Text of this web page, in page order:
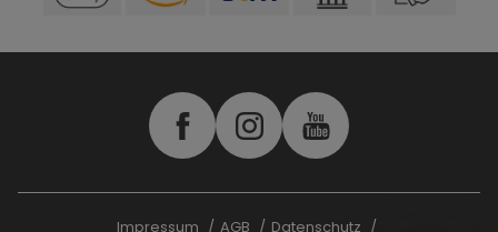
Impressum AGB Datenschutz